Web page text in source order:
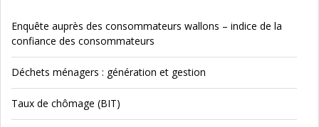
Enquête auprès des consommateurs wallons – indice de la
confiance des consommateurs
Déchets ménagers : génération et gestion
Taux de chômage (BIT)